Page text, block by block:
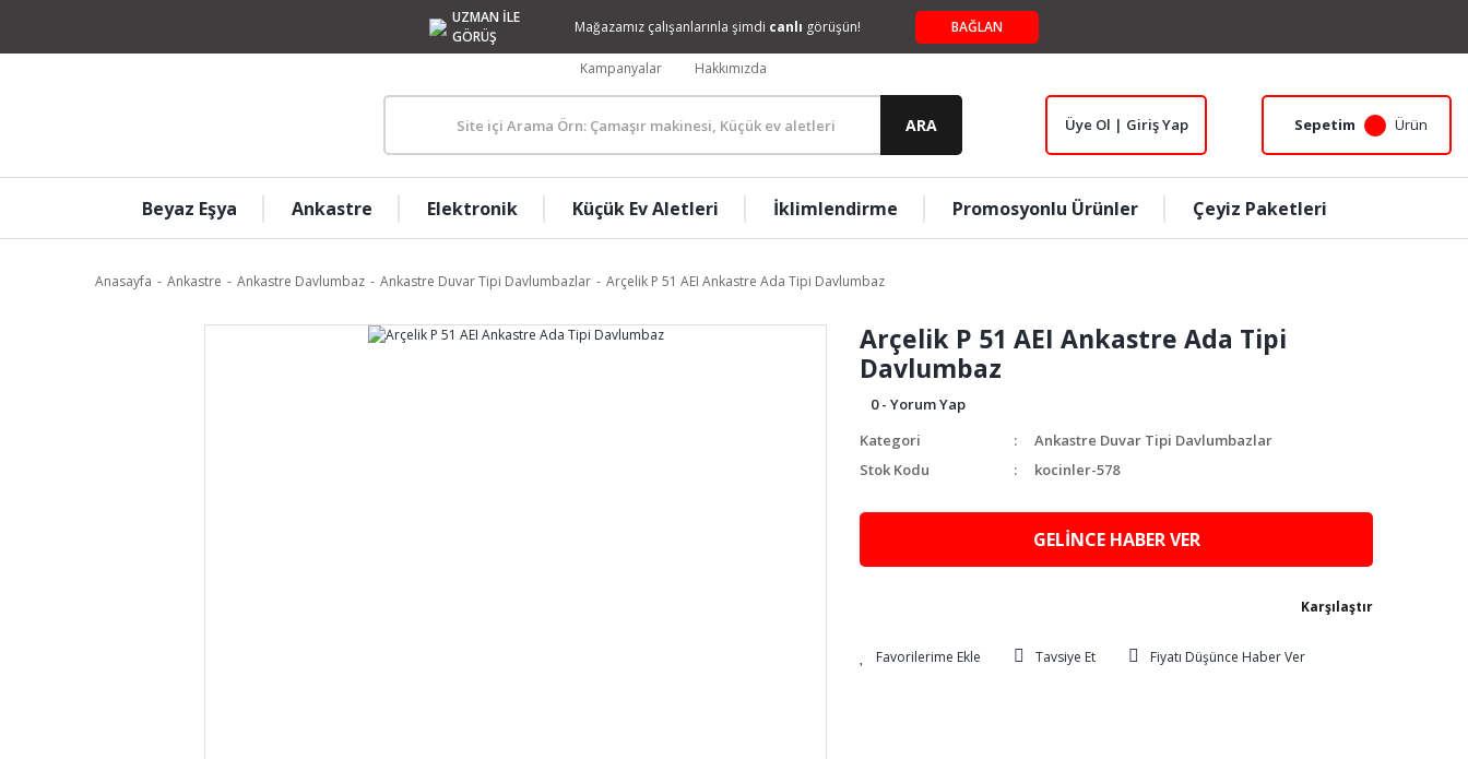
UZMAN İLE
GÖRÜŞ
Mağazamız çalışanlarınla şimdi canlı görüşün! BAĞLAN
Kampanyalar Hakkımızda
ARA Üye Ol | Giriş Yap Sepetim Ürün
Beyaz Eşya Ankastre Elektronik Küçük Ev Aletleri İklimlendirme Promosyonlu Ürünler Çeyiz Paketleri
Anasayfa Ankastre Ankastre Davlumbaz Ankastre Duvar Tipi Davlumbazlar Arçelik P 51 AEI Ankastre Ada Tipi Davlumbaz
Arçelik P 51 AEI Ankastre Ada Tipi
Davlumbaz
0 - Yorum Yap
Kategori
Ankastre Duvar Tipi Davlumbazlar
Stok Kodu
kocinler-578
GELİNCE HABER VER
Karşılaştır
Tavsiye Et Fiyatı Düşünce Haber Ver